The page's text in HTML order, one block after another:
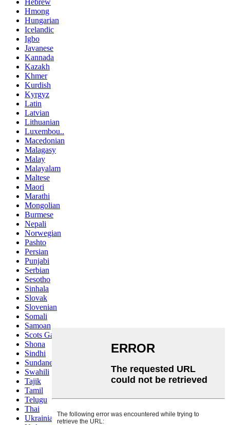
Hebrew
Hmong
Hungarian
Icelandic
Igbo
Javanese
Kannada
Kazakh
Khmer
Kurdish
Kyrgyz
Latin
Latvian
Lithuanian
Luxembou..
Macedonian
Malagasy
Malay
Malayalam
Maltese
Maori
Marathi
Mongolian
Burmese
Nepali
Norwegian
Pashto
Persian
Punjabi
Serbian
Sesotho
Sinhala
Slovak
Slovenian
Somali
Samoan
Scots Gaelic
Shona
Sindhi
Sundanese
Swahili
Tajik
Tamil
Telugu
Thai
Ukrainian